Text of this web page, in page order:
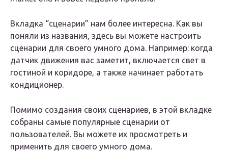
Вкладка “сценарии” нам более интересна. Как вы
поняли из названия, здесь вы можете настроить
сценарии для своего умного дома. Например: когда
датчик движения вас заметит, включается свет в
гостиной и коридоре, а также начинает работать
кондиционер.
Помимо создания своих сценариев, в этой вкладке
собраны самые популярные сценарии от
пользователей. Вы можете их просмотреть и
применить для своего умного дома.